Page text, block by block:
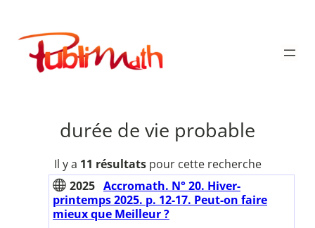
contenu
Publimath
durée de vie probable
Il y a 11 résultatspour cette recherche
2025 Accromath. N° 20. Hiver-
printemps 2025. p. 12-17. Peut-on faire
mieux que Meilleur ?